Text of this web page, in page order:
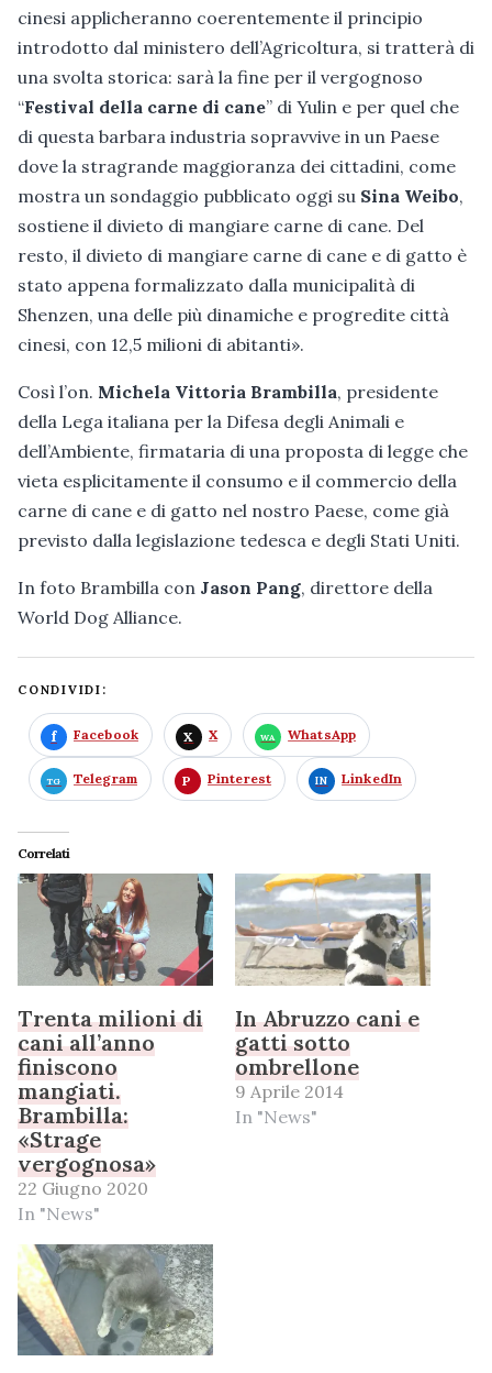
cinesi applicheranno coerentemente il principio
introdotto dal ministero dell’Agricoltura, si tratterà di
una svolta storica: sarà la fine per il vergognoso
“Festival della carne di cane” di Yulin e per quel che
di questa barbara industria sopravvive in un Paese
dove la stragrande maggioranza dei cittadini, come
mostra un sondaggio pubblicato oggi su Sina Weibo,
sostiene il divieto di mangiare carne di cane. Del
resto, il divieto di mangiare carne di cane e di gatto è
stato appena formalizzato dalla municipalità di
Shenzen, una delle più dinamiche e progredite città
cinesi, con 12,5 milioni di abitanti».
Così l’on. Michela Vittoria Brambilla, presidente
della Lega italiana per la Difesa degli Animali e
dell’Ambiente, firmataria di una proposta di legge che
vieta esplicitamente il consumo e il commercio della
carne di cane e di gatto nel nostro Paese, come già
previsto dalla legislazione tedesca e degli Stati Uniti.
In foto Brambilla con Jason Pang, direttore della
World Dog Alliance.
CONDIVIDI:
Facebook X WhatsApp
Telegram Pinterest LinkedIn
Correlati
Trenta milioni di
cani all’anno
finiscono
mangiati.
Brambilla:
«Strage
vergognosa»
22 Giugno 2020
In "News"
In Abruzzo cani e
gatti sotto
ombrellone
9 Aprile 2014
In "News"